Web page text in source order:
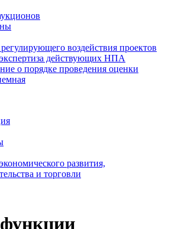
воздействия проектов
действующих НПА
о порядке проведения оценки
развития,
и торговли